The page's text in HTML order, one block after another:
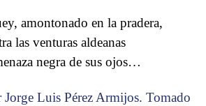
amontonado en la pradera,
las venturas aldeanas
negra de sus ojos…
Jorge Luis Pérez Armijos. Tomado